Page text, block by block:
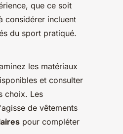
que ce soit
considérer incluent
du sport pratiqué.
les matériaux
et consulter
choix. Les
de vêtements
pour compléter